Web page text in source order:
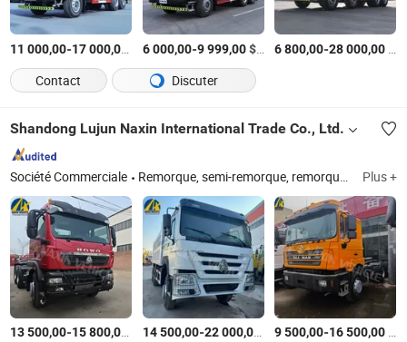
11 000,00-17 000,00 $US/Pièce
6 000,00-9 999,00$US /Pièce
6 800,00-28 000,00
Contact
Discuter
Shandong Lujun Naxin International Trade Co., Ltd.
Société Commerciale Remorque, semi-remorque, remorque de camion, camion, camion-benne, camion-tracteur, camion d'occasion, remorque-citerne, camion-citerne, remorque-benne Plus +
13 500,00-15 800,00 $US/Pièce
14 500,00-22 000,00 $US/Pièce
9 500,00-16 500,00